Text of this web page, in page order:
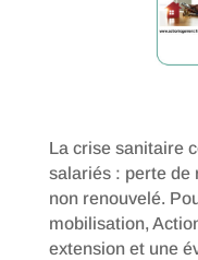
La crise sanitaire
salariés : perte de
non renouvelé.
mobilisation,
extension et une